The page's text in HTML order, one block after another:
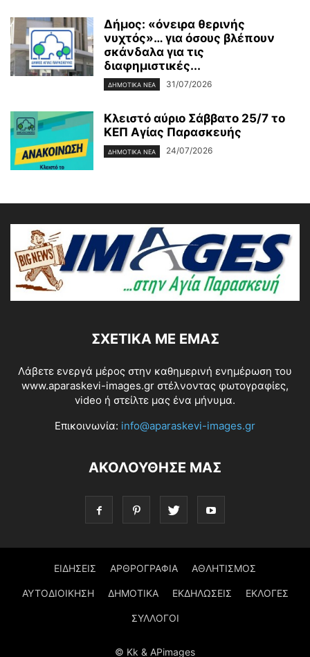
Δήμος: «όνειρα θερινής
νυχτός»… για όσους βλέπουν
σκάνδαλα για τις
διαφημιστικές...
ΔΗΜΟΤΙΚΑ ΝΕΑ 31/07/2026
Κλειστό αύριο Σάββατο 25/7 το
ΚΕΠ Αγίας Παρασκευής
ΔΗΜΟΤΙΚΑ ΝΕΑ 24/07/2026
ΣΧΕΤΙΚΆ ΜΕ ΕΜΆΣ
Λάβετε ενεργά μέρος στην καθημερινή ενημέρωση του
www.aparaskevi-images.gr στέλνοντας φωτογραφίες,
video ή στείλτε μας ένα μήνυμα.
Επικοινωνία: info@aparaskevi-images.gr
ΑΚΟΛΟΥΘΗΣΕ ΜΑΣ
ΕΙΔΗΣΕΙΣ ΑΡΘΡΟΓΡΑΦΙΑ ΑΘΛΗΤΙΣΜΟΣ
ΑΥΤΟΔΙΟΙΚΗΣΗ ΔΗΜΟΤΙΚΑ ΕΚΔΗΛΩΣΕΙΣ ΕΚΛΟΓΕΣ
ΣΥΛΛΟΓΟΙ
© Kk & APimages